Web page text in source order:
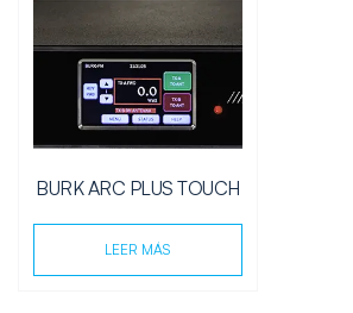
BURK ARC PLUS TOUCH
LEER MÁS